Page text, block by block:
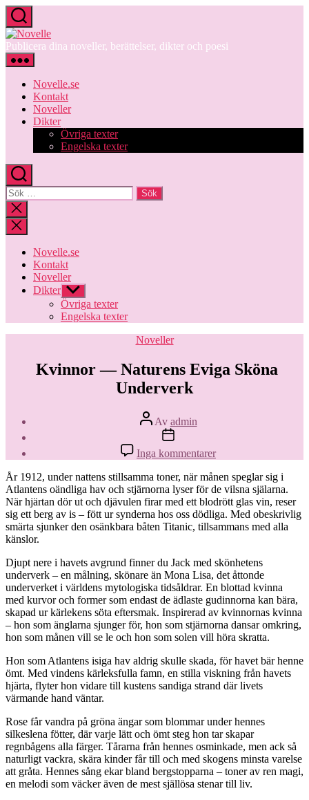
Hoppa
till
innehåll
Novelle
Publicera dina noveller, berättelser, dikter och poesi
Novelle.se
Kontakt
Noveller
Dikter
Övriga texter
Engelska texter
Sök
efter:
Stäng
sökningen
Novelle.se
Kontakt
Noveller
Dikter Visa
undermeny
Övriga texter
Engelska texter
Kategorier
Noveller
Kvinnor — Naturens Eviga Sköna
Underverk
Inläggsförfattare
Av admin
Inläggsdatum
Inga kommentarertill
Kvinnor
—
Naturens
Eviga
Sköna
Underverk
År 1912, under nattens stillsamma toner, när månen speglar sig i
Atlantens oändliga hav och stjärnorna lyser för de vilsna själarna.
När hjärtan dör ut och djävulen firar med ett blodrött glas vin, reser
sig ett berg av is – fött ur synderna hos oss dödliga. Med obeskrivlig
smärta sjunker den osänkbara båten Titanic, tillsammans med alla
känslor.
Djupt nere i havets avgrund finner du Jack med skönhetens
underverk – en målning, skönare än Mona Lisa, det åttonde
underverket i världens mytologiska tidsåldrar. En blottad kvinna
med kurvor och former som endast de ädlaste gudinnorna kan bära,
skapad ur kärlekens söta eftersmak. Inspirerad av kvinnornas kvinna
– hon som änglarna sjunger för, hon som stjärnorna dansar omkring,
hon som månen vill se le och hon som solen vill höra skratta.
Hon som Atlantens isiga hav aldrig skulle skada, för havet bär henne
ömt. Med vindens kärleksfulla famn, en stilla viskning från havets
hjärta, flyter hon vidare till kustens sandiga strand där livets
värmande hand väntar.
Rose får vandra på gröna ängar som blommar under hennes
silkeslena fötter, där varje lätt och ömt steg hon tar skapar
regnbågens alla färger. Tårarna från hennes osminkade, men ack så
naturligt vackra, skära kinder får till och med skogens minsta varelse
att gråta. Hennes sång ekar bland bergstopparna – toner av ren magi,
en melodi som väcker även de mest själlösa stenar till liv.